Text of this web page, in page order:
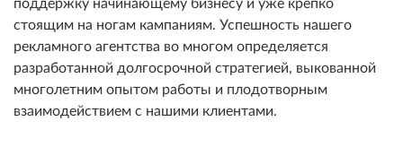
поддержку начинающему бизнесу и уже крепко
стоящим на ногам кампаниям. Успешность нашего
рекламного агентства во многом определяется
разработанной долгосрочной стратегией, выкованной
многолетним опытом работы и плодотворным
взаимодействием с нашими клиентами.